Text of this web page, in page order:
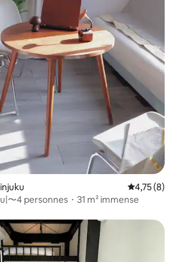
Évaluation
4,75 (8)
〜4 personnes・31 m² immense